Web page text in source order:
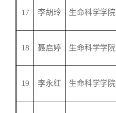
17 李胡玲 生命科学学院
18 聂启婷 生命科学学院
19 李永红 生命科学学院